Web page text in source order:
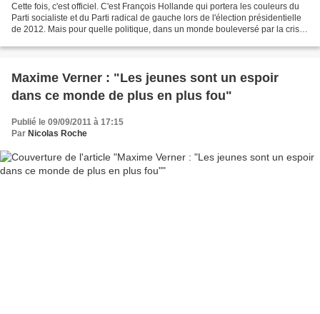
Cette fois, c'est officiel. C'est François Hollande qui portera les couleurs du
Parti socialiste et du Parti radical de gauche lors de l'élection présidentielle
de 2012. Mais pour quelle politique, dans un monde bouleversé par la crise
Maxime Verner : "Les jeunes sont un espoir
dans ce monde de plus en plus fou"
Publié le 09/09/2011 à 17:15
Par Nicolas Roche